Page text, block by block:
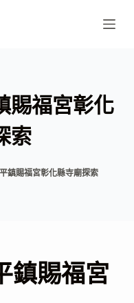
賜福宮彰化
索
鎮賜福宮彰化縣寺廟探索
鎮賜福宮